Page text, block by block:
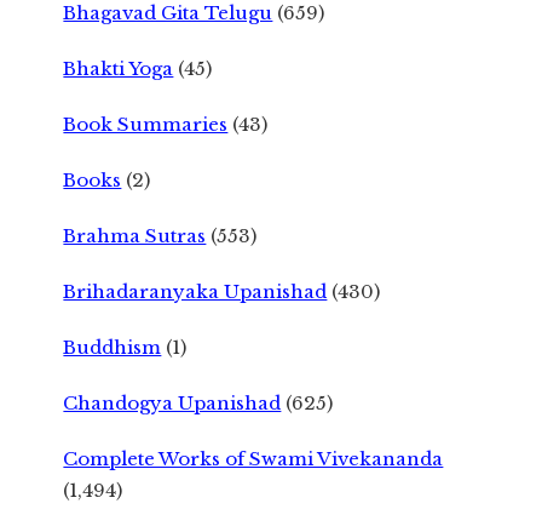
Bhagavad Gita Telugu (659)
Bhakti Yoga (45)
Book Summaries (43)
Books (2)
Brahma Sutras (553)
Brihadaranyaka Upanishad (430)
Buddhism (1)
Chandogya Upanishad (625)
Complete Works of Swami Vivekananda
(1,494)